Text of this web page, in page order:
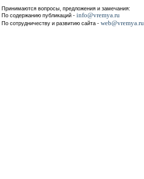
Принимаются вопросы, предложения и замечания:
По содержанию публикаций - info@vremya.ru
По сотрудничеству и развитию сайта - web@vremya.ru